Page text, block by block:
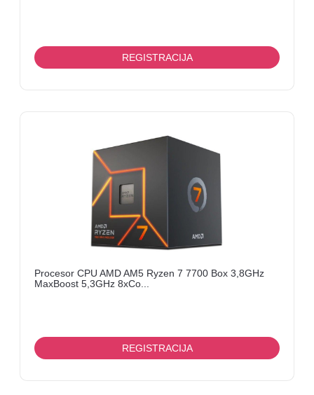
REGISTRACIJA
Procesor CPU AMD AM5 Ryzen 7 7700 Box 3,8GHz
MaxBoost 5,3GHz 8xCo...
REGISTRACIJA